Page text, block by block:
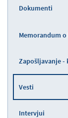
Dokumenti
Memorandum
Zapošljavanje -
Vesti
Intervjui